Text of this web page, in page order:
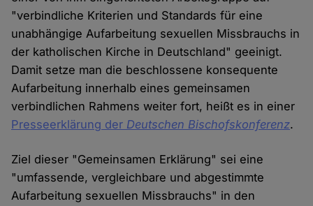
"verbindliche Kriterien und Standards für eine
unabhängige Aufarbeitung sexuellen Missbrauchs in
der katholischen Kirche in Deutschland" geeinigt.
Damit setze man die beschlossene konsequente
Aufarbeitung innerhalb eines gemeinsamen
verbindlichen Rahmens weiter fort, heißt es in einer
Presseerklärung der Deutschen Bischofskonferenz.
Ziel dieser "Gemeinsamen Erklärung" sei eine
"umfassende, vergleichbare und abgestimmte
Aufarbeitung sexuellen Missbrauchs" in den